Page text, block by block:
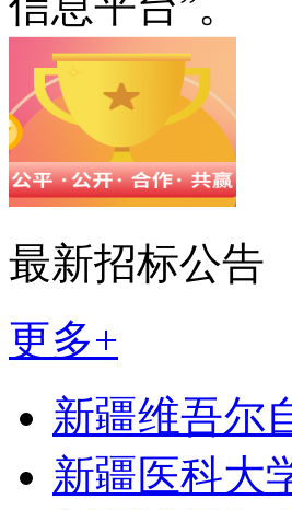
最新招标公告
更多+
新疆维吾尔
新疆医科大